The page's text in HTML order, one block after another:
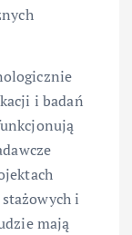
i badań
i
mają